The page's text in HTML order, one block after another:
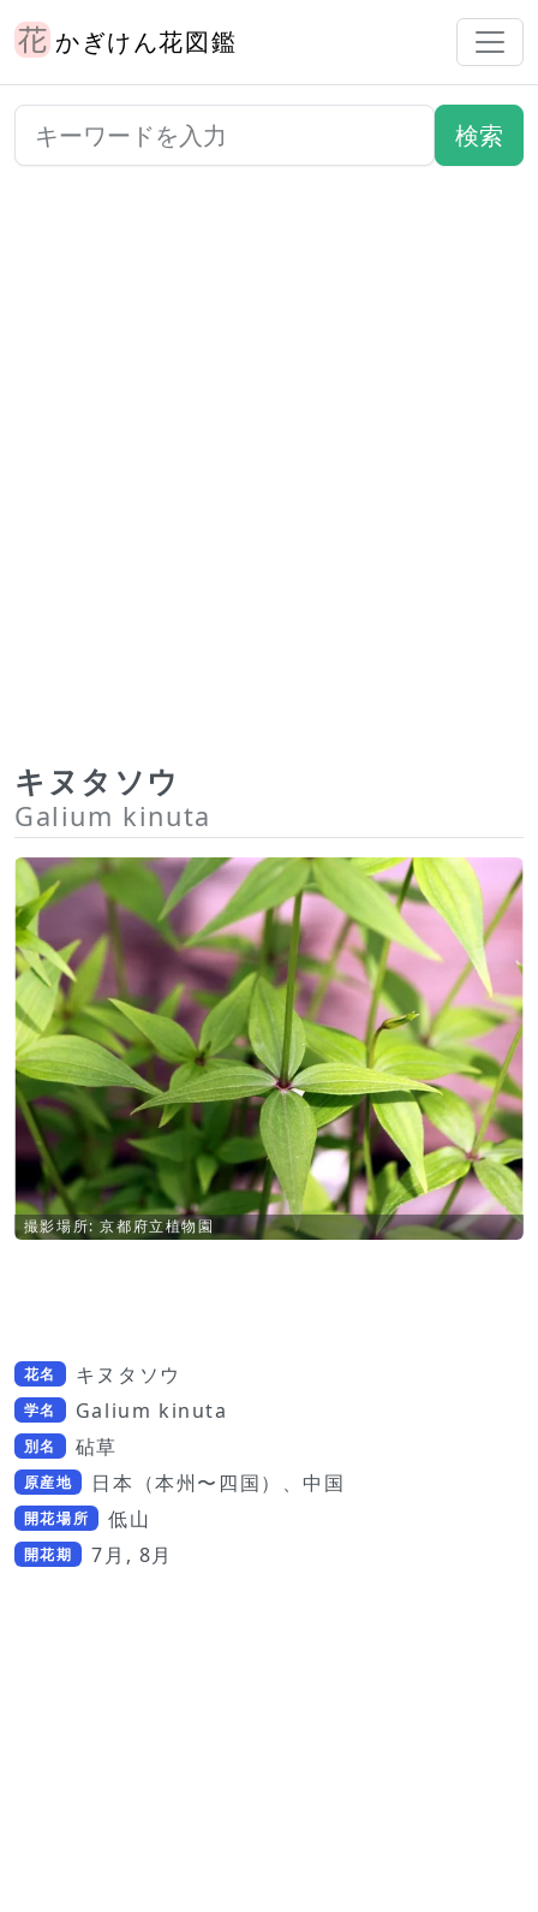
かぎけん花図鑑
キヌタソウ
Galium kinuta
撮影場所: 京都府立植物園
花名 キヌタソウ
学名 Galium kinuta
別名 砧草
原産地 日本（本州〜四国）、中国
開花場所 低山
開花期 7月, 8月